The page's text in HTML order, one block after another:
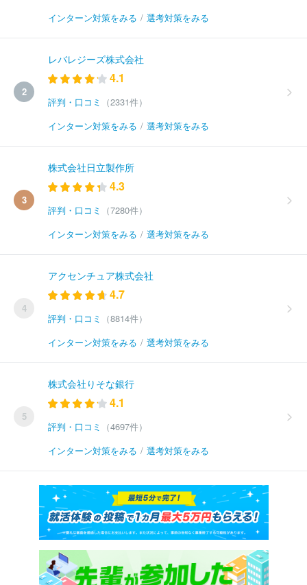
インターン対策をみる / 選考対策をみる
2
レバレジーズ株式会社
4.1
評判・口コミ
（2331件）
インターン対策をみる / 選考対策をみる
3
株式会社日立製作所
4.3
評判・口コミ
（7280件）
インターン対策をみる / 選考対策をみる
4
アクセンチュア株式会社
4.7
評判・口コミ
（8814件）
インターン対策をみる / 選考対策をみる
5
株式会社りそな銀行
4.1
評判・口コミ
（4697件）
インターン対策をみる / 選考対策をみる